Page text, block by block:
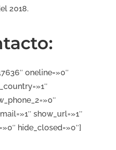
2018.
oneline=»0″
show_url=»1″
hide_closed=»0″]